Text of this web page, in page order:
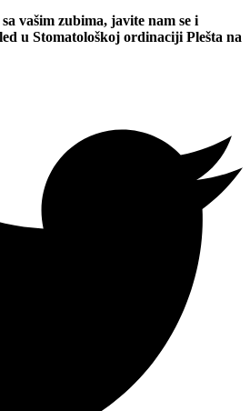
vašim zubima, javite nam se i
u Stomatološkoj ordinaciji Plešta na